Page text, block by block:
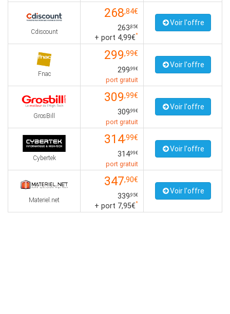
Cdiscount
268,84€
263,85€
+ port 4,99€*
Voir l'offre
Fnac
299,99€
299,99€
port gratuit
Voir l'offre
GrosBill
309,99€
309,99€
port gratuit
Voir l'offre
Cybertek
314,99€
314,99€
port gratuit
Voir l'offre
Materiel.net
347,90€
339,95€
+ port 7,95€*
Voir l'offre